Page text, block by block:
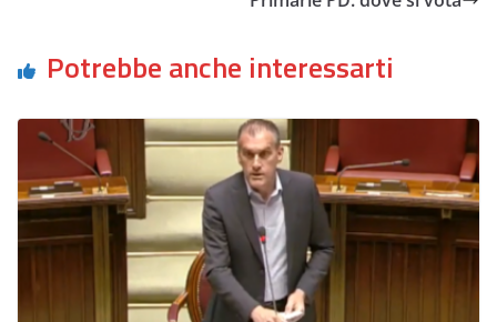
Potrebbe anche interessarti